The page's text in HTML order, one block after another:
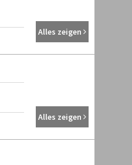
Alles zeigen
Alles zeigen